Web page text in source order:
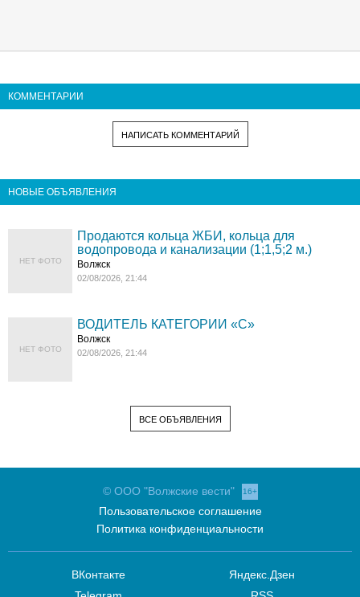
КОММЕНТАРИИ
НАПИСАТЬ КОММЕНТАРИЙ
НОВЫЕ ОБЪЯВЛЕНИЯ
НЕТ ФОТО
Продаются кольца ЖБИ, кольца для
водопровода и канализации (1;1,5;2 м.)
Волжск
02/08/2026, 21:44
НЕТ ФОТО
ВОДИТЕЛЬ КАТЕГОРИИ «C»
Волжск
02/08/2026, 21:44
ВСЕ ОБЪЯВЛЕНИЯ
© ООО "Волжские вести" 16+
Пользовательское соглашение
Политика конфиденциальности
ВКонтакте
Яндекс.Дзен